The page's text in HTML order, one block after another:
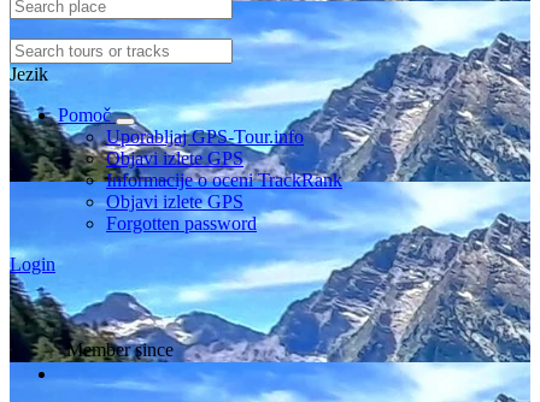
Jezik
Pomoč
Uporabljaj GPS-Tour.info
Objavi izlete GPS
Informacije o oceni TrackRank
Objavi izlete GPS
Forgotten password
Login
Member since